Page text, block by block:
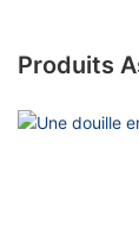
Produits